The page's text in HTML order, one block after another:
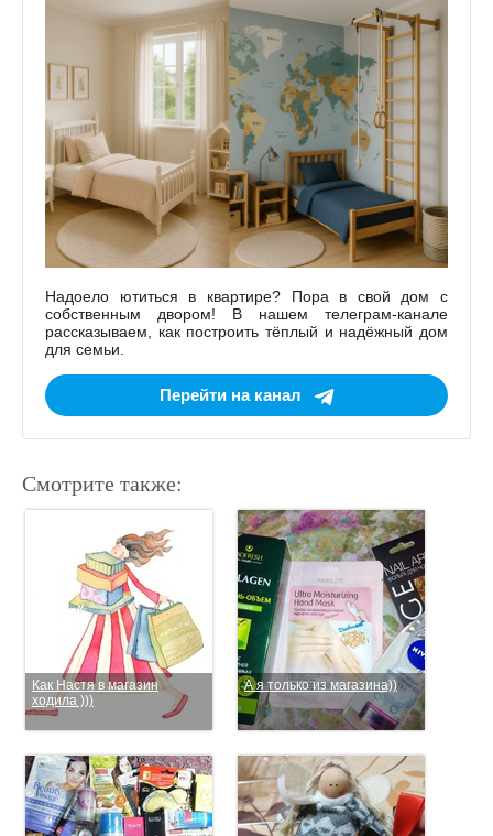
Надоело ютиться в квартире? Пора в свой дом с
собственным двором! В нашем телеграм-канале
рассказываем, как построить тёплый и надёжный дом
для семьи.
Перейти на канал
Смотрите также:
Как Настя в магазин
ходила )))
А я только из магазина))